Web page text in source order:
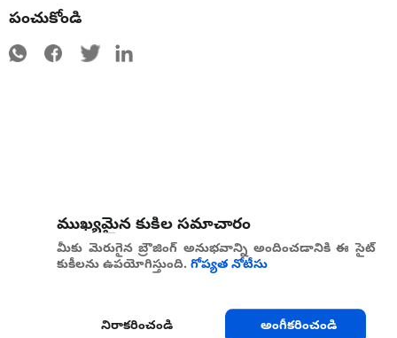
పంచుకోండి
ముఖ్యమైన కుకీల సమాచారం
మీకు మెరుగైన బ్రౌజింగ్ అనుభవాన్ని అందించడానికి ఈ సైట్
కుకీలను ఉపయోగిస్తుంది. గోప్యత నోటీసు
నిరాకరించండి అంగీకరించండి